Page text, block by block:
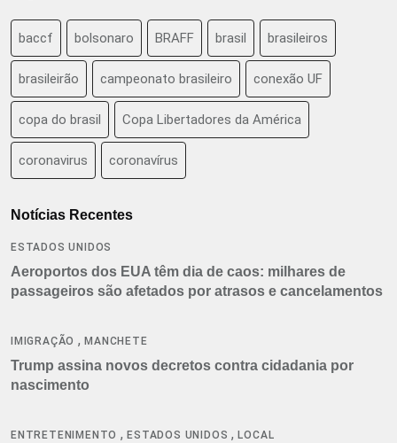
baccf bolsonaro BRAFF brasil brasileiros
brasileirão campeonato brasileiro conexão UF
copa do brasil Copa Libertadores da América
coronavirus coronavírus
Notícias Recentes
ESTADOS UNIDOS
Aeroportos dos EUA têm dia de caos: milhares de
passageiros são afetados por atrasos e cancelamentos
IMIGRAÇÃO ,MANCHETE
Trump assina novos decretos contra cidadania por
nascimento
ENTRETENIMENTO ,ESTADOS UNIDOS ,LOCAL